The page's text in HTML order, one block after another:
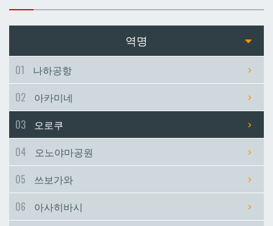
아사토
아사토
역명
01
나하공항
02
아카미네
03
오로쿠
04
오노야마공원
05
쓰보가와
06
아사히바시